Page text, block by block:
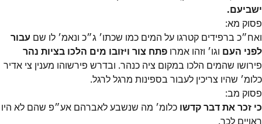
ישביעם.
פסוק מא:
ואח״כ ברפידים קטרגו על המים כמו שכתו׳ ג״כ ונאמ׳ לו שם עבור
לפני העם וגו׳ וזהו אמרו פתח צור ויזובו מים הלכו בציות נהר
פירושו שהמים הלכו במקום ציה כנהר. ובדרש פירשוהו מענין צי אדיר
כלומ׳ שהיו צריכין לעבור בספינות מרגל לרגל.
פסוק מב:
כי זכר את דבר קדשו כלומ׳ מה שנשבע לאברהם אע״פ שהם לא היו
ראויים לכך.